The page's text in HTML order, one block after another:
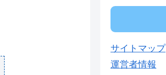
サイトマップ
運営者情報